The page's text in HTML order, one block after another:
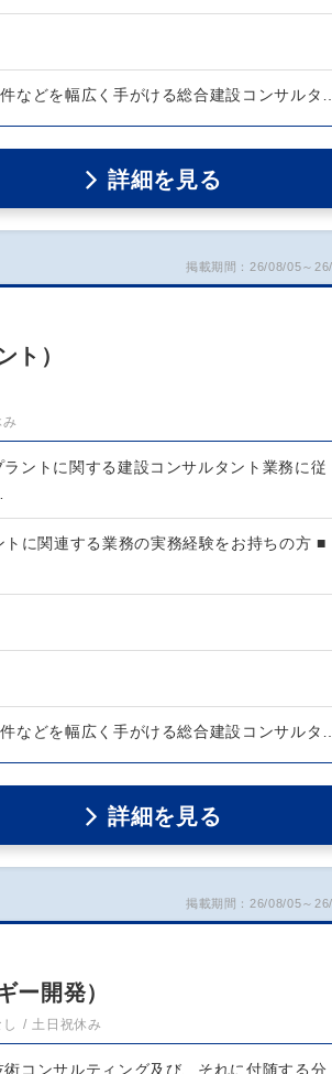
などを幅広く手がける総合建設コンサル
詳細を見る
掲載期間：26/08/05～
ト）
ントに関する建設コンサルタント業務に従
に関連する業務の実務経験をお持ちの方 ■
などを幅広く手がける総合建設コンサル
詳細を見る
掲載期間：26/08/05～
ー開発）
土日祝休み
コンサルティング及び、それに付随する分